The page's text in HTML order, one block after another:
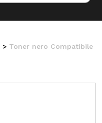
> Toner nero Compatibile